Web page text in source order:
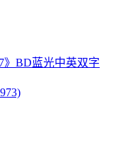
》BD蓝光中英双字